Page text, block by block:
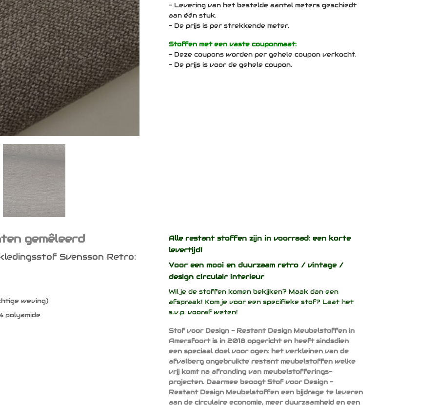
- Levering van het bestelde aantal meters geschiedt
aan één stuk.
- De prijs is per strekkende meter.
Stoffen met een vaste couponmaat:
- Deze coupons worden per gehele coupon verkocht.
- De prijs is voor de gehele coupon.
gemêleerd
Svensson Retro:
weving)
polyamide
Alle restant stoffen zijn in voorraad: een korte
levertijd!
Voor een mooi en duurzaam retro / vintage /
design circulair interieur
Wil je de stoffen komen bekijken? Maak dan een
afspraak! Kom je voor een specifieke stof? Laat het
s.v.p. vooraf weten!
Stof voor Design - Restant Design Meubelstoffen in
Amersfoort is in 2018 opgericht en heeft sindsdien
een speciaal doel voor ogen: het verkleinen van de
afvalberg ongebruikte restant meubelstoffen welke
vrij komt na afronding van meubelstofferings-
projecten. Daarmee beoogt Stof voor Design -
Restant Design Meubelstoffen een bijdrage te leveren
aan de circulaire economie, meer duurzaamheid en een